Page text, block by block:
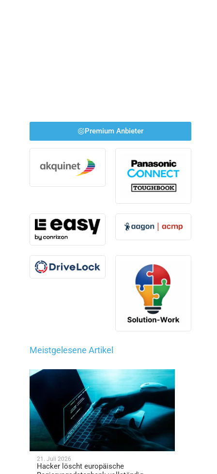
Premium Anbieter
Meistgelesene Artikel
21. Juli 2026
Hacker löscht europäische